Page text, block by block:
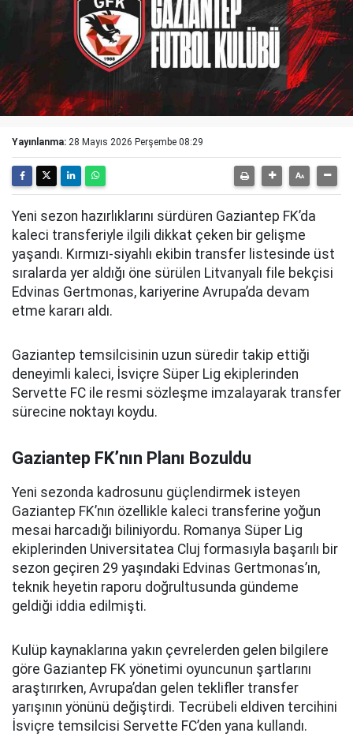
Yayınlanma: 28 Mayıs 2026 Perşembe 08:29
Yeni sezon hazırlıklarını sürdüren Gaziantep FK’da
kaleci transferiyle ilgili dikkat çeken bir gelişme
yaşandı. Kırmızı-siyahlı ekibin transfer listesinde üst
sıralarda yer aldığı öne sürülen Litvanyalı file bekçisi
Edvinas Gertmonas, kariyerine Avrupa’da devam
etme kararı aldı.
Gaziantep temsilcisinin uzun süredir takip ettiği
deneyimli kaleci, İsviçre Süper Lig ekiplerinden
Servette FC ile resmi sözleşme imzalayarak transfer
sürecine noktayı koydu.
Gaziantep FK’nın Planı Bozuldu
Yeni sezonda kadrosunu güçlendirmek isteyen
Gaziantep FK’nın özellikle kaleci transferine yoğun
mesai harcadığı biliniyordu. Romanya Süper Lig
ekiplerinden Universitatea Cluj formasıyla başarılı bir
sezon geçiren 29 yaşındaki Edvinas Gertmonas’ın,
teknik heyetin raporu doğrultusunda gündeme
geldiği iddia edilmişti.
Kulüp kaynaklarına yakın çevrelerden gelen bilgilere
göre Gaziantep FK yönetimi oyuncunun şartlarını
araştırırken, Avrupa’dan gelen teklifler transfer
yarışının yönünü değiştirdi. Tecrübeli eldiven tercihini
İsviçre temsilcisi Servette FC’den yana kullandı.